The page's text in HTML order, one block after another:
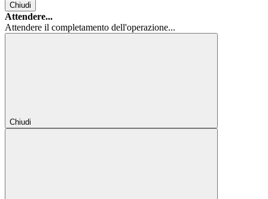
Chiudi
Attendere...
Attendere il completamento dell'operazione...
Chiudi